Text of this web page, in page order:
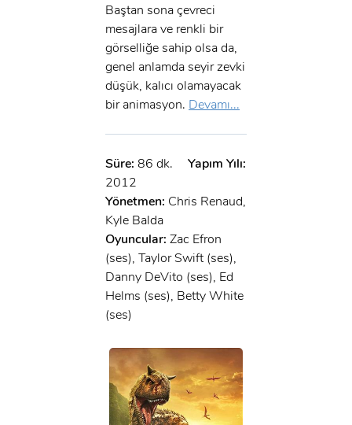
GIRIŞ YAP
E-Posta:
Şifre:
ÜYE OL
Ad Soyad:
E-Posta:
Şifre:
Baştan sona çevreci
mesajlara ve renkli bir
görselliğe sahip olsa da,
genel anlamda seyir zevki
düşük, kalıcı olamayacak
bir animasyon. Devamı...
Süre: 86 dk.
Yapım Yılı:
2012
Yönetmen: Chris Renaud,
Kyle Balda
Oyuncular: Zac Efron
(ses), Taylor Swift (ses),
Danny DeVito (ses), Ed
Helms (ses), Betty White
(ses)